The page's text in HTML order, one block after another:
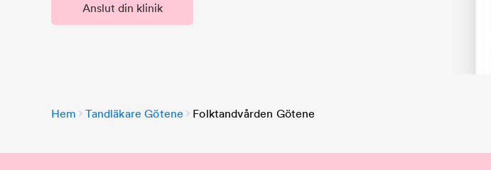
Anslut din klinik
Hem Tandläkare Götene Folktandvården Götene